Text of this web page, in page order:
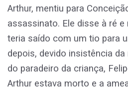
Arthur, mentiu para
assassinato. Ele disse à ré e
teria saído com um tio para
depois, devido insistência
do paradeiro da criança,
Arthur estava morto e a